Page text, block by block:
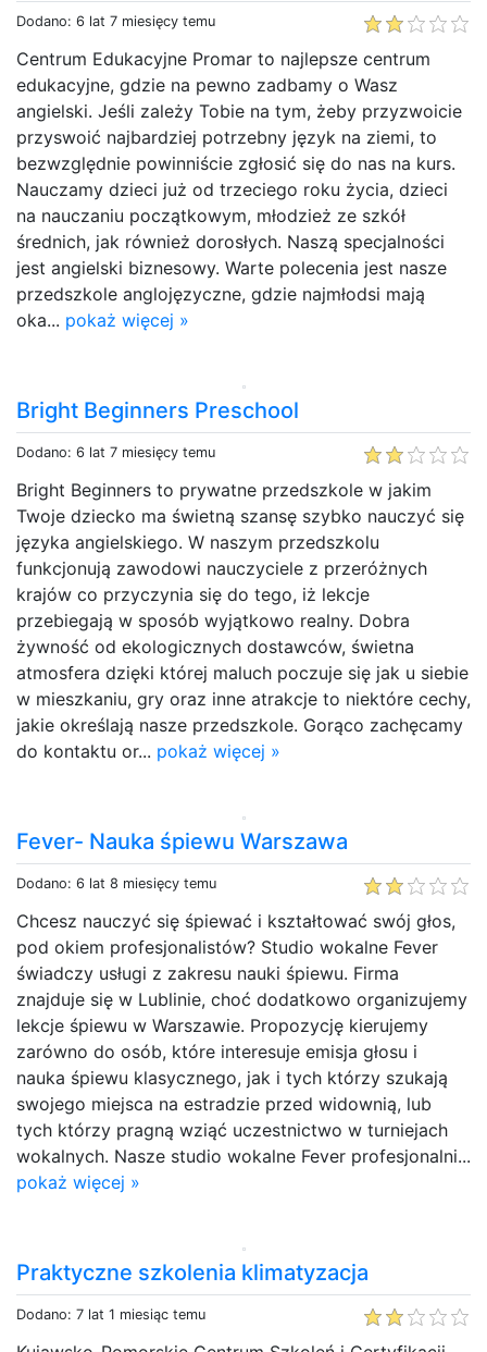
Dodano: 6 lat 7 miesięcy temu
Centrum Edukacyjne Promar to najlepsze centrum
edukacyjne, gdzie na pewno zadbamy o Wasz
angielski. Jeśli zależy Tobie na tym, żeby przyzwoicie
przyswoić najbardziej potrzebny język na ziemi, to
bezwzględnie powinniście zgłosić się do nas na kurs.
Nauczamy dzieci już od trzeciego roku życia, dzieci
na nauczaniu początkowym, młodzież ze szkół
średnich, jak również dorosłych. Naszą specjalności
jest angielski biznesowy. Warte polecenia jest nasze
przedszkole anglojęzyczne, gdzie najmłodsi mają
oka... pokaż więcej »
Bright Beginners Preschool
Dodano: 6 lat 7 miesięcy temu
Bright Beginners to prywatne przedszkole w jakim
Twoje dziecko ma świetną szansę szybko nauczyć się
języka angielskiego. W naszym przedszkolu
funkcjonują zawodowi nauczyciele z przeróżnych
krajów co przyczynia się do tego, iż lekcje
przebiegają w sposób wyjątkowo realny. Dobra
żywność od ekologicznych dostawców, świetna
atmosfera dzięki której maluch poczuje się jak u siebie
w mieszkaniu, gry oraz inne atrakcje to niektóre cechy,
jakie określają nasze przedszkole. Gorąco zachęcamy
do kontaktu or... pokaż więcej »
Fever- Nauka śpiewu Warszawa
Dodano: 6 lat 8 miesięcy temu
Chcesz nauczyć się śpiewać i kształtować swój głos,
pod okiem profesjonalistów? Studio wokalne Fever
świadczy usługi z zakresu nauki śpiewu. Firma
znajduje się w Lublinie, choć dodatkowo organizujemy
lekcje śpiewu w Warszawie. Propozycję kierujemy
zarówno do osób, które interesuje emisja głosu i
nauka śpiewu klasycznego, jak i tych którzy szukają
swojego miejsca na estradzie przed widownią, lub
tych którzy pragną wziąć uczestnictwo w turniejach
wokalnych. Nasze studio wokalne Fever profesjonalni...
pokaż więcej »
Praktyczne szkolenia klimatyzacja
Dodano: 7 lat 1 miesiąc temu